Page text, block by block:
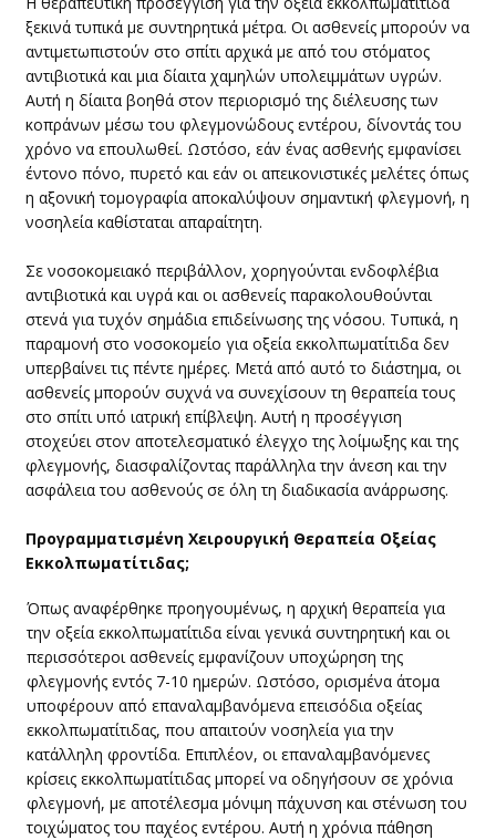
ξεκινά τυπικά με συντηρητικά μέτρα. Οι ασθενείς μπορούν να
αντιμετωπιστούν στο σπίτι αρχικά με από του στόματος
αντιβιοτικά και μια δίαιτα χαμηλών υπολειμμάτων υγρών.
Αυτή η δίαιτα βοηθά στον περιορισμό της διέλευσης των
κοπράνων μέσω του φλεγμονώδους εντέρου, δίνοντάς του
χρόνο να επουλωθεί. Ωστόσο, εάν ένας ασθενής εμφανίσει
έντονο πόνο, πυρετό και εάν οι απεικονιστικές μελέτες όπως
η αξονική τομογραφία αποκαλύψουν σημαντική φλεγμονή, η
νοσηλεία καθίσταται απαραίτητη.
Σε νοσοκομειακό περιβάλλον, χορηγούνται ενδοφλέβια
αντιβιοτικά και υγρά και οι ασθενείς παρακολουθούνται
στενά για τυχόν σημάδια επιδείνωσης της νόσου. Τυπικά, η
παραμονή στο νοσοκομείο για οξεία εκκολπωματίτιδα δεν
υπερβαίνει τις πέντε ημέρες. Μετά από αυτό το διάστημα, οι
ασθενείς μπορούν συχνά να συνεχίσουν τη θεραπεία τους
στο σπίτι υπό ιατρική επίβλεψη. Αυτή η προσέγγιση
στοχεύει στον αποτελεσματικό έλεγχο της λοίμωξης και της
φλεγμονής, διασφαλίζοντας παράλληλα την άνεση και την
ασφάλεια του ασθενούς σε όλη τη διαδικασία ανάρρωσης.
​Προγραμματισμένη Χειρουργική Θεραπεία Οξείας
Εκκολπωματίτιδας;
​Όπως αναφέρθηκε προηγουμένως, η αρχική θεραπεία για
την οξεία εκκολπωματίτιδα είναι γενικά συντηρητική και οι
περισσότεροι ασθενείς εμφανίζουν υποχώρηση της
φλεγμονής εντός 7-10 ημερών. Ωστόσο, ορισμένα άτομα
υποφέρουν από επαναλαμβανόμενα επεισόδια οξείας
εκκολπωματίτιδας, που απαιτούν νοσηλεία για την
κατάλληλη φροντίδα. Επιπλέον, οι επαναλαμβανόμενες
κρίσεις εκκολπωματίτιδας μπορεί να οδηγήσουν σε χρόνια
φλεγμονή, με αποτέλεσμα μόνιμη πάχυνση και στένωση του
τοιχώματος του παχέος εντέρου. Αυτή η χρόνια πάθηση